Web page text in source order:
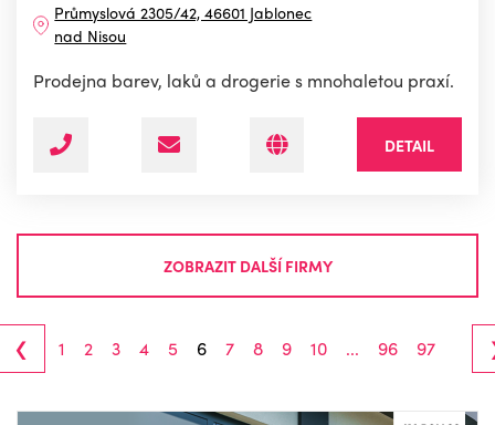
Průmyslová 2305/42, 46601 Jablonec
nad Nisou
Prodejna barev, laků a drogerie s mnohaletou praxí.
DETAIL
ZOBRAZIT DALŠÍ FIRMY
‹ 1 2 3 4 5 6 7 8 9 10 ... 96 97